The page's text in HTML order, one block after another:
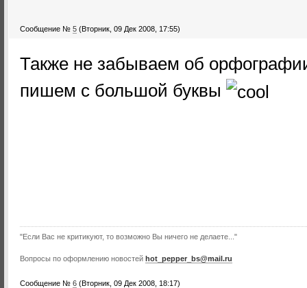
Сообщение № 5 (Вторник, 09 Дек 2008, 17:55)
Также не забываем об
пишем с большой буквы
"Если Вас не критикуют, то возможно Вы ничего не делаете..."
Вопросы по оформлению новостей hot_pepper_bs@mail.ru
Сообщение № 6 (Вторник, 09 Дек 2008, 18:17)